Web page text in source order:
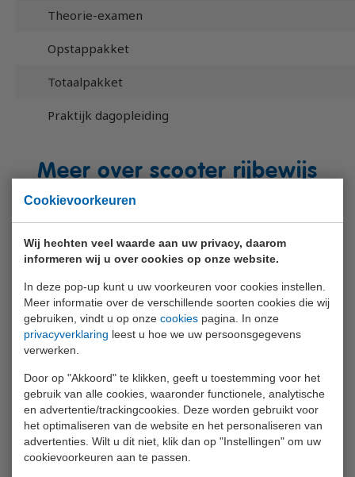
Cookievoorkeuren
Wij hechten veel waarde aan uw privacy, daarom
informeren wij u over cookies op onze website.
In deze pop-up kunt u uw voorkeuren voor cookies instellen.
Meer informatie over de verschillende soorten cookies die wij
gebruiken, vindt u op onze cookies pagina. In onze
privacyverklaring leest u hoe we uw persoonsgegevens
verwerken.
Door op "Akkoord" te klikken, geeft u toestemming voor het
gebruik van alle cookies, waaronder functionele, analytische
en advertentie/trackingcookies. Deze worden gebruikt voor
het optimaliseren van de website en het personaliseren van
advertenties. Wilt u dit niet, klik dan op "Instellingen" om uw
cookievoorkeuren aan te passen.
Theorie-examen
Opstappakket
Totaalpakket
Praktijk dagopleiding
Meer over scooter rijbewijs
Wat heb je nodig?
Voor het aanvragen van je scooter rijbewijs heb je
geen gezondheidsverklaring nodig. Wel heb je het
volgende nodig:
Theoriecertificaat (1,5 jaar geldig)
Voldoende afgerond praktijkexamen
Scooter rijbewijs aanvragen
Nadat je je scooter rijbewijs hebt gehaald, kun je hem